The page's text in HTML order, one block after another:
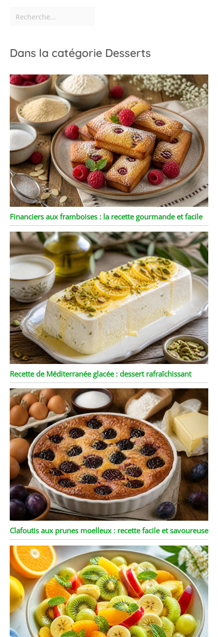
Dans la catégorie Desserts
Financiers aux framboises : la recette gourmande et facile
Recette de Méditerranée glacée : dessert rafraîchissant
Clafoutis aux prunes moelleux : recette facile et savoureuse